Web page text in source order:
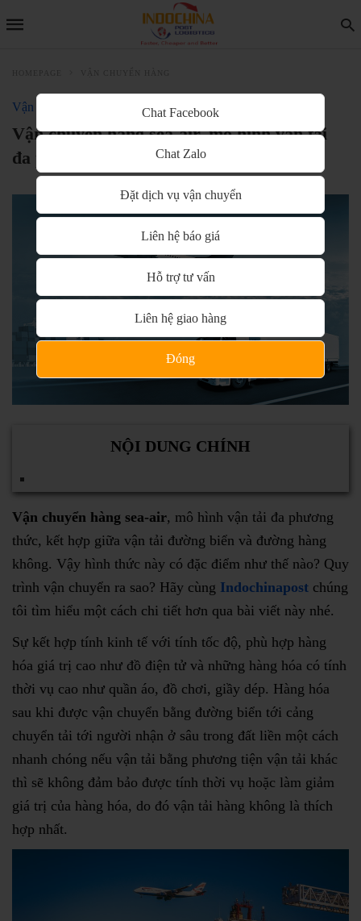
Vận chuyển hàng
Vận chuyển hàng sea-air, mô hình vận tải
đa phương thức phổ biến hiện nay
NỘI DUNG CHÍNH
Vận chuyển hàng sea-air, mô hình vận tải đa phương
thức, kết hợp giữa vận tải đường biển và đường hàng
không. Vậy hình thức này có đặc điểm như thế nào? Quy
trình vận chuyển ra sao? Hãy cùng Indochinapost chúng
tôi tìm hiểu một cách chi tiết hơn qua bài viết này nhé.
Sự kết hợp tính kinh tế với tính tốc độ, phù hợp hàng
hóa giá trị cao như đồ điện tử và những hàng hóa có tính
thời vụ cao như quần áo, đồ chơi, giầy dép. Hàng hóa
sau khi được vận chuyển bằng đường biển tới cảng
chuyển tải tới người nhận ở sâu trong đất liền một cách
nhanh chóng nếu vận tải bằng phương tiện vận tải khác
thì sẽ không đảm bảo được tính thời vụ hoặc làm giảm
giá trị của hàng hóa, do đó vận tải hàng không là thích
hợp nhất.
Chat Facebook
Chat Zalo
Đặt dịch vụ vận chuyển
Liên hệ báo giá
Hỗ trợ tư vấn
Liên hệ giao hàng
Đóng